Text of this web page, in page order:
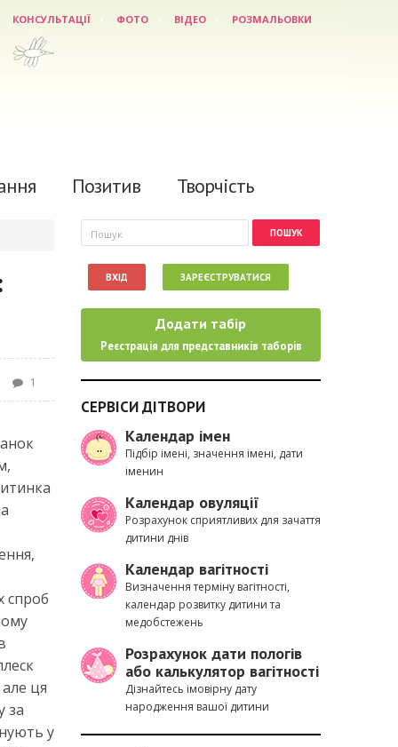
КОНСУЛЬТАЦІЇ ФОТО ВІДЕО РОЗМАЛЬОВКИ
Позитив Творчість
1
спроб
ця
за
у
Пошукова форма
Пошук
ВХІД ЗАРЕЄСТРУВАТИСЯ
Додати табір
Реєстрація для представників таборів
СЕРВІСИ ДІТВОРИ
Календар імен
Підбір імені, значення імені, дати
іменин
Календар овуляції
Розрахунок сприятливих для зачаття
дитини днів
Календар вагітності
Визначення терміну вагітності,
календар розвитку дитини та
медобстежень
Розрахунок дати пологів
або калькулятор вагітності
Дізнайтесь імовірну дату
народження вашої дитини